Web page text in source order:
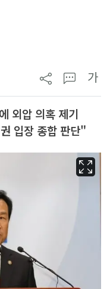
가
외압 의혹 제기
입장 종합 판단"